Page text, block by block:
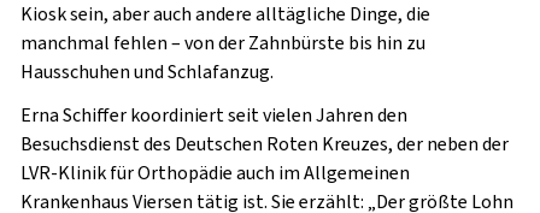
Kiosk sein, aber auch andere alltägliche Dinge, die
manchmal fehlen – von der Zahnbürste bis hin zu
Hausschuhen und Schlafanzug.
Erna Schiffer koordiniert seit vielen Jahren den
Besuchsdienst des Deutschen Roten Kreuzes, der neben der
LVR-Klinik für Orthopädie auch im Allgemeinen
Krankenhaus Viersen tätig ist. Sie erzählt: „Der größte Lohn